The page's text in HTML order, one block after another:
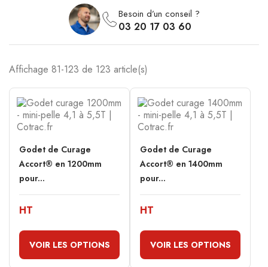
Besoin d’un conseil ?
03 20 17 03 60
Affichage 81-123 de 123 article(s)
Godet de Curage
Accort® en 1200mm
pour...
HT
VOIR LES OPTIONS
Godet de Curage
Accort® en 1400mm
pour...
HT
VOIR LES OPTIONS